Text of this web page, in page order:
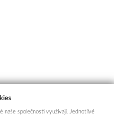
naše společnosti využívají. Jednotlivé